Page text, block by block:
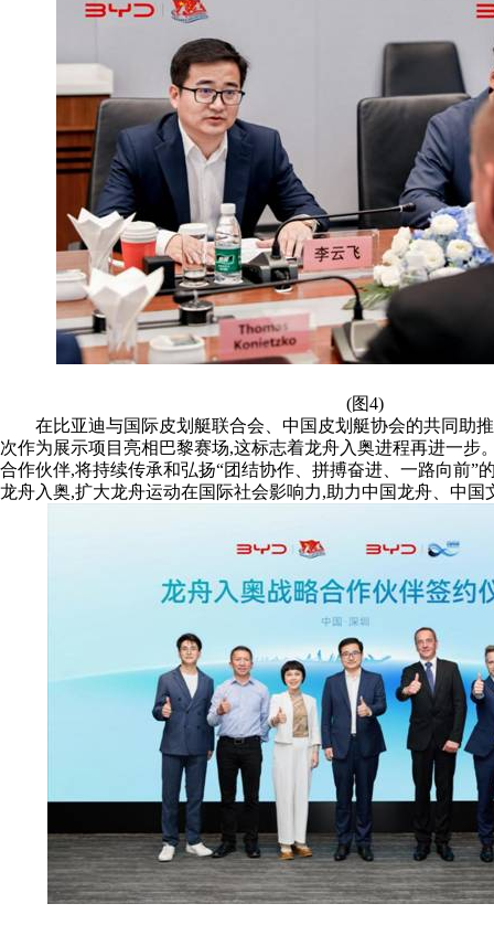
(图4)
在比亚迪与国际皮划艇联合会、中国皮划艇协会的共同助
次作为展示项目亮相巴黎赛场,这标志着龙舟入奥进程再进一步
合作伙伴,将持续传承和弘扬“团结协作、拼搏奋进、一路向前”
龙舟入奥,扩大龙舟运动在国际社会影响力,助力中国龙舟、中国